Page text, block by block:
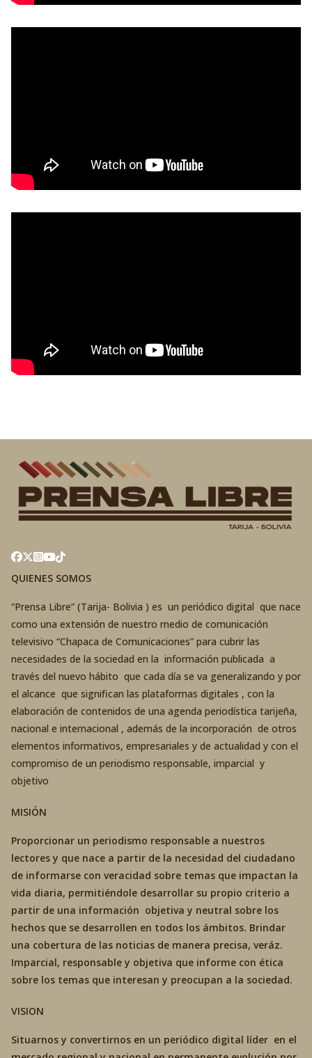
QUIENES SOMOS
“Prensa Libre” (Tarija- Bolivia ) es un periódico digital que nace
como una extensión de nuestro medio de comunicación
televisivo “Chapaca de Comunicaciones” para cubrir las
necesidades de la sociedad en la información publicada a
través del nuevo hábito que cada día se va generalizando y por
el alcance que significan las plataformas digitales , con la
elaboración de contenidos de una agenda periodística tarijeña,
nacional e internacional , además de la incorporación de otros
elementos informativos, empresariales y de actualidad y con el
compromiso de un periodismo responsable, imparcial y
objetivo
MISIÓN
Proporcionar un periodismo responsable a nuestros
lectores y que nace a partir de la necesidad del ciudadano
de informarse con veracidad sobre temas que impactan la
vida diaria, permitiéndole desarrollar su propio criterio a
partir de una información objetiva y neutral sobre los
hechos que se desarrollen en todos los ámbitos. Brindar
una cobertura de las noticias de manera precisa, veráz.
Imparcial, responsable y objetiva que informe con ética
sobre los temas que interesan y preocupan a la sociedad.
VISION
Situarnos y convertirnos en un periódico digital líder en el